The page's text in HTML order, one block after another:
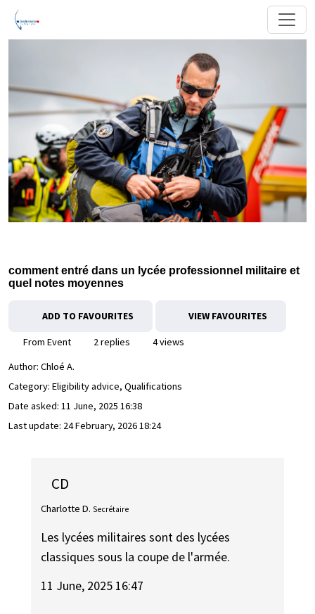
comment entré dans un lycée professionnel militaire et
quel notes moyennes
ADD TO FAVOURITES VIEW FAVOURITES
From Event 2 replies
4 views
Author: Chloé A.
Category: Eligibility advice, Qualifications
Date asked: 11 June, 2025 16:38
Last update: 24 February, 2026 18:24
CD
Charlotte D. Secrétaire
Les lycées militaires sont des lycées
classiques sous la coupe de l'armée.
11 June, 2025 16:47